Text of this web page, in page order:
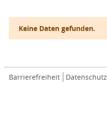
Keine Daten gefunden.
Barrierefreiheit Datenschutz